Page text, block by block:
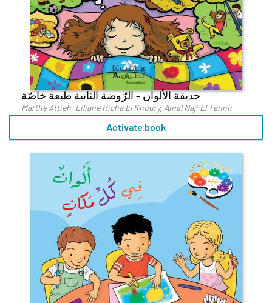
حديقة الألوان - الرّوضة الثانية طبعة خاصّة
Marthe Attieh, Liliane Richa El Khoury, Amal Naji El Tannir
Activate book